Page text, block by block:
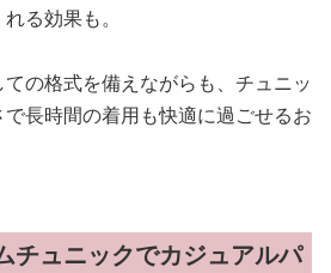
る効果も。
の格式を備えながらも、チュニッ
長時間の着用も快適に過ごせるお
チュニックでカジュアルパ